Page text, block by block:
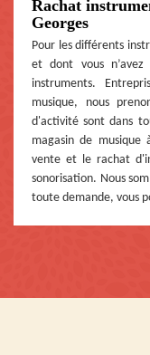
Rachat
Georges
Pour les différents
et dont vous n’avez
instruments.
musique, nous
d'activité sont dans
magasin de musique
vente et le rachat
sonorisation. Nous
toute demande, vous